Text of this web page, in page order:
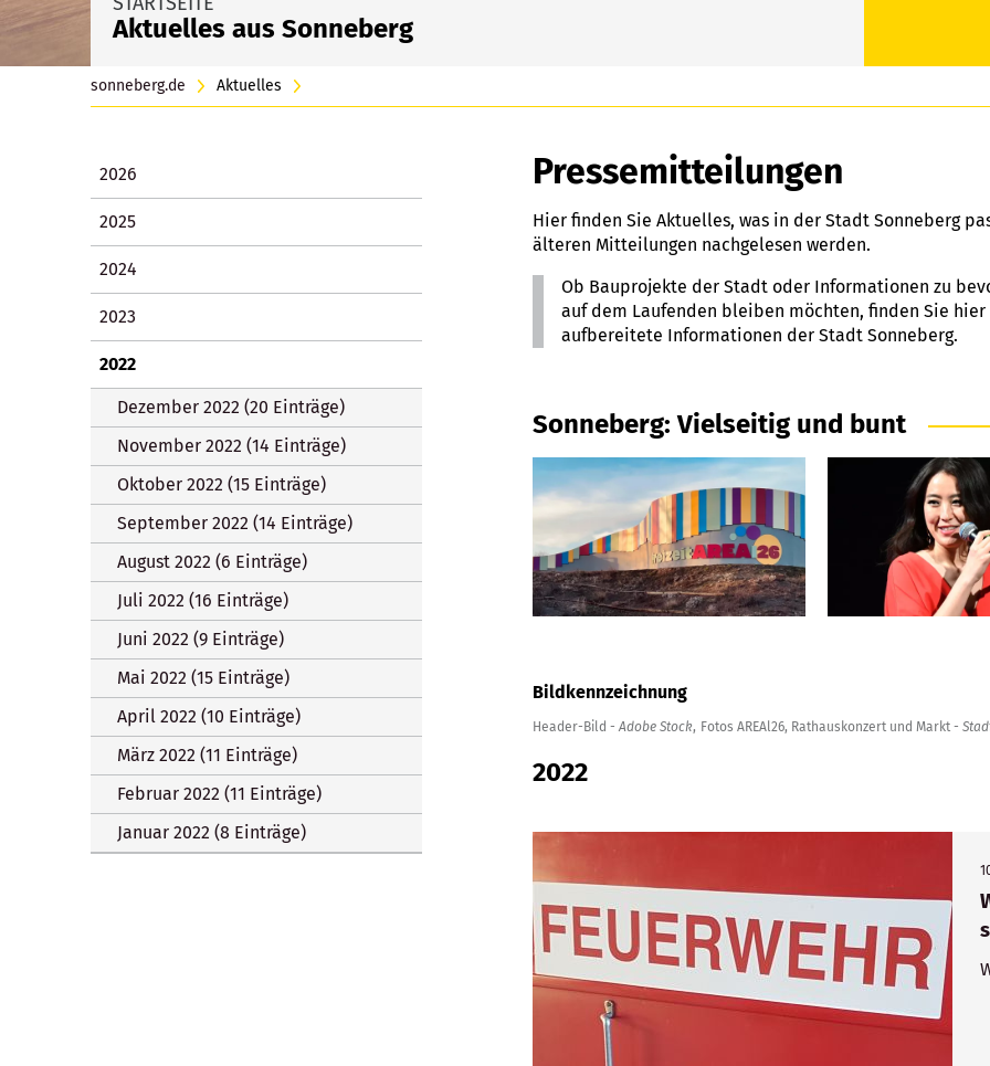
Aktuelles aus Sonneberg
sonneberg.de Aktuelles
Pressemitteilungen
Hier finden Sie Aktuelles, was in der Stadt Sonneberg
älteren Mitteilungen nachgelesen werden.
Ob Bauprojekte der Stadt oder Informationen zu
auf dem Laufenden bleiben möchten, finden Sie
aufbereitete Informationen der Stadt Sonneberg.
Sonneberg: Vielseitig und bunt
Bildkennzeichnung
Header-Bild - Adobe Stock Fotos AREAl26, Rathauskonzert und Markt -
2022
2026
2025
2024
2023
2022
Dezember 2022 (20 Einträge)
November 2022 (14 Einträge)
Oktober 2022 (15 Einträge)
September 2022 (14 Einträge)
August 2022 (6 Einträge)
Juli 2022 (16 Einträge)
Juni 2022 (9 Einträge)
Mai 2022 (15 Einträge)
April 2022 (10 Einträge)
März 2022 (11 Einträge)
Februar 2022 (11 Einträge)
Januar 2022 (8 Einträge)